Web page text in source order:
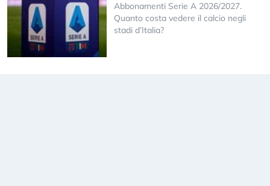
Abbonamenti Serie A 2026/2027.
Quanto costa vedere il calcio negli
stadi d’Italia?